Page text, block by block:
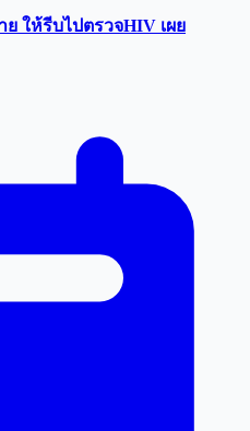
ให้รีบไปตรวจHIV เผย